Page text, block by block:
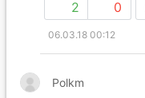
2 0
06.03.18 00:12
Polkm